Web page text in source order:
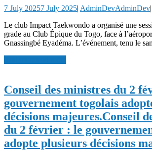
7 July 20257 July 2025| AdminDevAdminDev|
Le club Impact Taekwondo a organisé une session de passage de
grade au Club Épique du Togo, face à
Gnassingbé Eyadéma. L’événement, tenu le
Conseil des ministres du 2
gouvernement togolais
décisions majeures.Conseil
du 2 février : le
adopte plusieurs décisions